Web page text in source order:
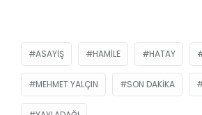
ASAYIŞ HAMILE HATAY
MEHMET YALÇIN SON DAKIKA